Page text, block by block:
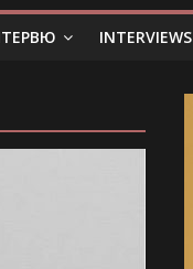
INTERVIEWS